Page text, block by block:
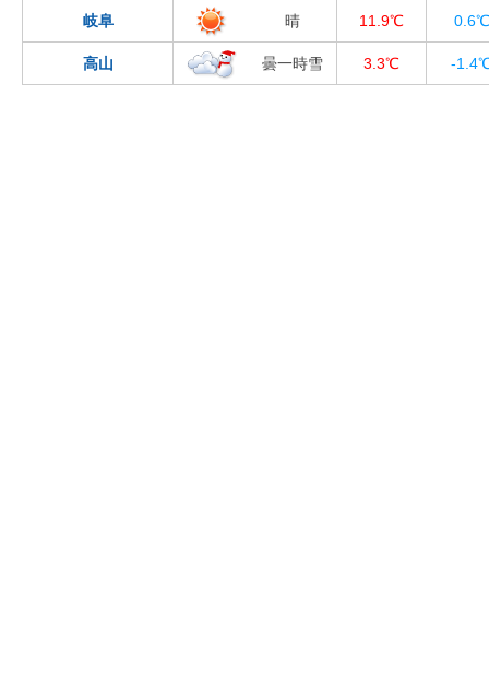
岐阜 晴 11.9℃ 0.6℃
高山 曇一時雪 3.3℃ -